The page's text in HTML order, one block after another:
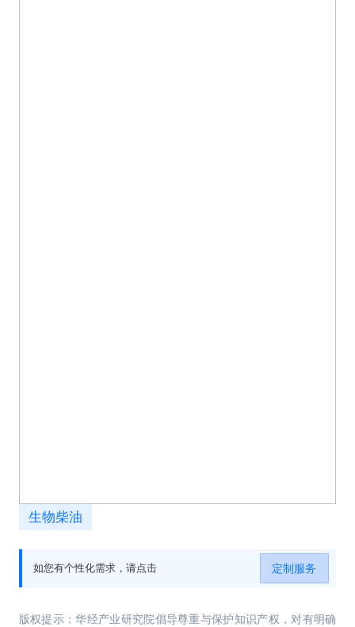
生物柴油
如您有个性化需求，请点击 定制服务
版权提示：华经产业研究院倡导尊重与保护知识产权，对有明确